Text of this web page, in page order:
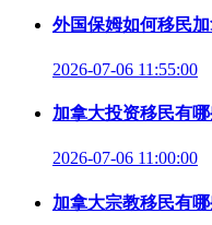
外国保姆如何移民
2026-07-06 11:55:00
加拿大投资移民有
2026-07-06 11:00:00
加拿大宗教移民有